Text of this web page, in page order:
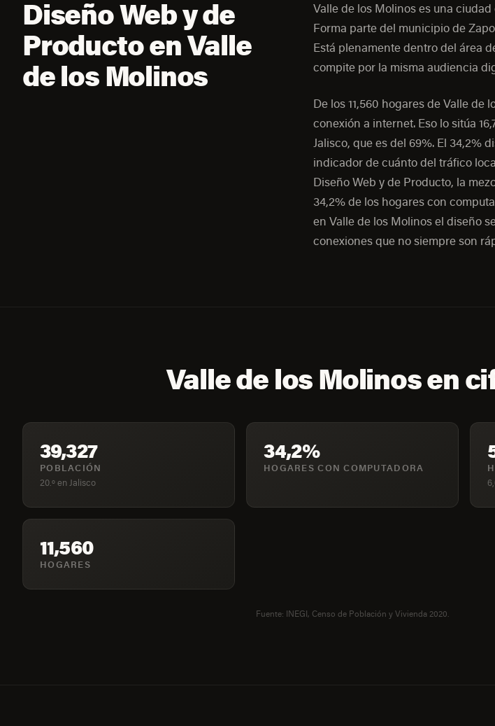
Diseño Web y de
Producto en Valle
de los Molinos
Valle de los Molinos es una
Forma parte del municipio de
Está plenamente dentro del área
compite por la misma audiencia
De los 11,560 hogares de Valle de
conexión a internet. Eso lo sitúa
Jalisco, que es del 69%. El 34,2%
indicador de cuánto del tráfico
Diseño Web y de Producto, la
34,2% de los hogares con
en Valle de los Molinos el diseño
conexiones que no siempre son
Valle de los Molinos en
39,327
POBLACIÓN
20.º en Jalisco
34,2%
HOGARES CON COMPUTADORA
11,560
HOGARES
Fuente: INEGI, Censo de Población y Vivienda 2020.